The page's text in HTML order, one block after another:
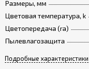
Размеры, мм
Цветовая температура, k
Цветопередача (ra)
Пылевлагозащита
Подробные характеристики